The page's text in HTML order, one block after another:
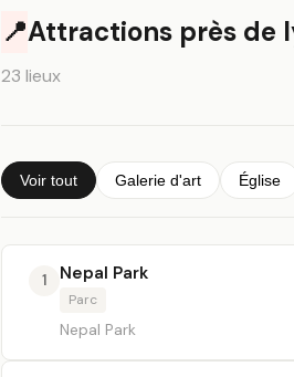
📍Attractions près de
23 lieux
Voir tout Galerie d'art Église
1 Nepal Park
Parc
Nepal Park